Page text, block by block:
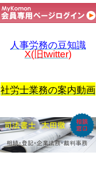
人事労務の豆知識
X(旧twitter)
社労士業務の案内動画